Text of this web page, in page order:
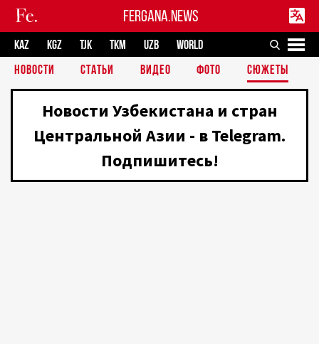
FERGANA.NEWS
KAZ KGZ TJK TKM UZB
WORLD
НОВОСТИ
СТАТЬИ ВИДЕО ФОТО СЮЖЕТЫ
Новости Узбекистана и стран
Центральной Азии - в Telegram.
Подпишитесь!